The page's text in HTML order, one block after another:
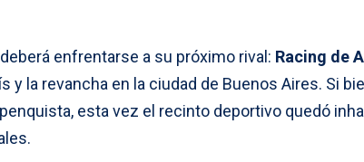
deberá enfrentarse a su próximo rival: Racing de
y la revancha en la ciudad de Buenos Aires. Si
esta vez el recinto deportivo quedó